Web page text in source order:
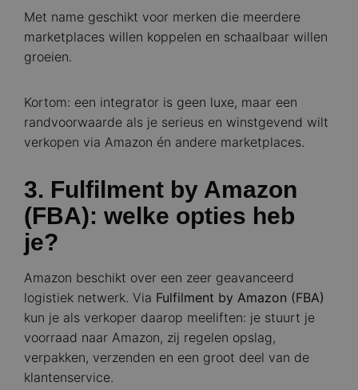
Met name geschikt voor merken die meerdere
marketplaces willen koppelen en schaalbaar willen
groeien.
Kortom: een integrator is geen luxe, maar een
randvoorwaarde als je serieus en winstgevend wilt
verkopen via Amazon én andere marketplaces.
3. Fulfilment by Amazon
(FBA): welke opties heb
je?
Amazon beschikt over een zeer geavanceerd
logistiek netwerk. Via Fulfilment by Amazon (FBA)
kun je als verkoper daarop meeliften: je stuurt je
voorraad naar Amazon, zij regelen opslag,
verpakken, verzenden en een groot deel van de
klantenservice.